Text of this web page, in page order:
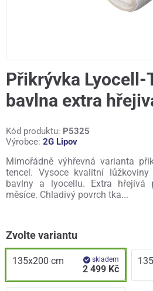
Přikrývka Lyocell-
bavlna extra
Kód produktu: P5325
Výrobce: 2G Lipov
Mimořádně výhřevná varianta
tencel. Vysoce kvalitní
bavlny a lyocellu. Extra hřejivá
měsíce. Chladivý povrch tka...
Zvolte variantu
135x200 cm skladem
2 499 Kč